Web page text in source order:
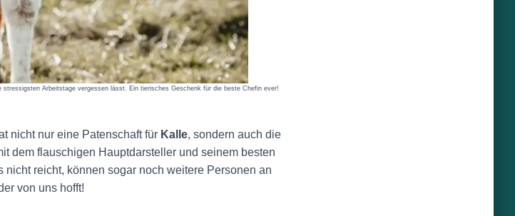
Arbeitstage vergessen lässt. Ein tierisches Geschenk für die beste Chefin ever!
nicht nur eine Patenschaft für Kalle, sondern auch die
dem flauschigen Hauptdarsteller und seinem besten
reicht, können sogar noch weitere Personen an
von uns hofft!